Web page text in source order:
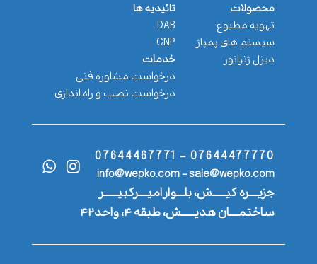
محصولات
تهویه مطبوع
سیستم های پمپاژ
دیزل ژنراتور
تائیدیه ها
DAB
CNP
خدمات
درخواست مشاوره فنی
درخواست نصب و راه اندازی
07644477770 - 07644467771
info@wepko.com - sale@wepko.com
جزیــــره کیــــــش، بلـــوار امیــــرکبیــــــر
ساختمــــان هدیــــــش، طبقه ۴، واحد۴۲